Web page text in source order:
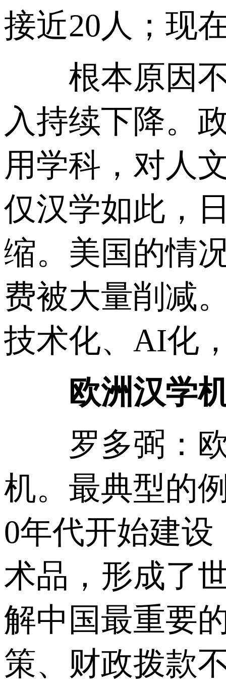
接近20人；现
根本原因不
入持续下降。
用学科，对人
仅汉学如此，
缩。美国的情
费被大量削减
技术化、AI化
欧洲汉学
罗多弼：欧
机。最典型的
0年代开始建
术品，形成了
解中国最重要
策、财政拨款